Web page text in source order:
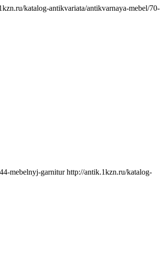
katalog-antikvariata/antikvarnaya-mebel/70-
mebelnyj-garniturhttp://antik.1kzn.ru/katalog-